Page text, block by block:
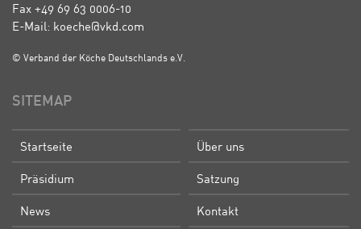
Fax +49 69 63 0006-10
E-Mail: koeche@vkd.com
© Verband der Köche Deutschlands e.V.
SITEMAP
Startseite Über uns
Präsidium Satzung
News Kontakt